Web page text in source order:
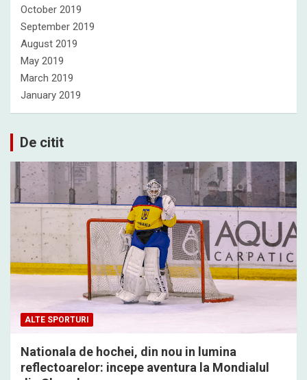
October 2019
September 2019
August 2019
May 2019
March 2019
January 2019
De citit
ALTE SPORTURI
Nationala de hochei, din nou in lumina
reflectoarelor: incepe aventura la Mondialul